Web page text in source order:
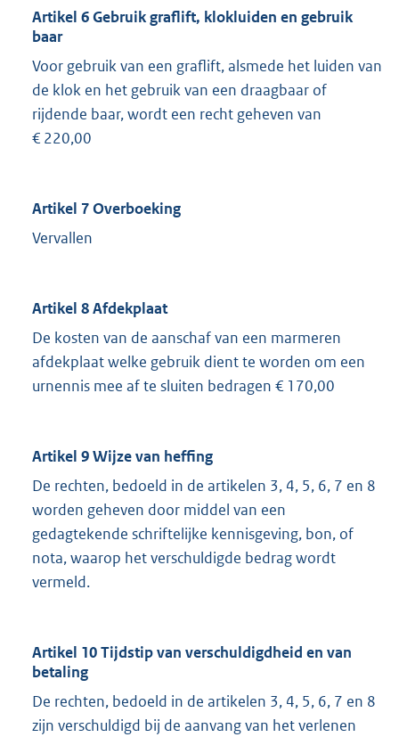
Artikel 6 Gebruik graflift, klokluiden en gebruik
baar
Voor gebruik van een graflift, alsmede het luiden van
de klok en het gebruik van een draagbaar of
rijdende baar, wordt een recht geheven van
€ 220,00
Artikel 7 Overboeking
Vervallen
Artikel 8 Afdekplaat
De kosten van de aanschaf van een marmeren
afdekplaat welke gebruik dient te worden om een
urnennis mee af te sluiten bedragen € 170,00
Artikel 9 Wijze van heffing
De rechten, bedoeld in de artikelen 3, 4, 5, 6, 7 en 8
worden geheven door middel van een
gedagtekende schriftelijke kennisgeving, bon, of
nota, waarop het verschuldigde bedrag wordt
vermeld.
Artikel 10 Tijdstip van verschuldigdheid en van
betaling
De rechten, bedoeld in de artikelen 3, 4, 5, 6, 7 en 8
zijn verschuldigd bij de aanvang van het verlenen